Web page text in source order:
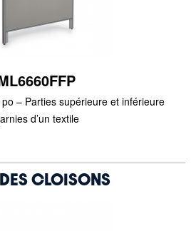
– Parties supérieure et inférieure
d’un textile
CLOISONS